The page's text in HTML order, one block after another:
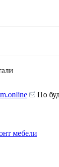
По
мебели